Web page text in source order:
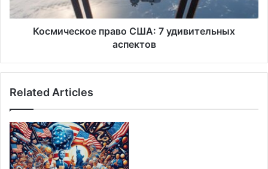
Космическое право США: 7 удивительных
аспектов
Related Articles